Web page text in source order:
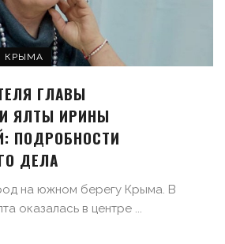
КРЫМА
ГЛАВЫ
ЯЛТЫ ИРИНЫ
ПОДРОБНОСТИ
ДЕЛА
на южном берегу Крыма. В
оказалась в центре ...